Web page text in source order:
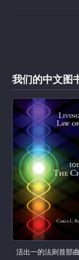
我们的中文图
活出一的法则首部